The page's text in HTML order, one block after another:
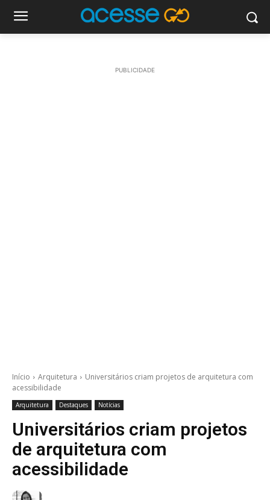
PUBLICIDADE
Início Arquitetura
Universitários criam projetos de arquitetura com
acessibilidade
Arquitetura Destaques Notícias
Universitários criam projetos
de arquitetura com
acessibilidade